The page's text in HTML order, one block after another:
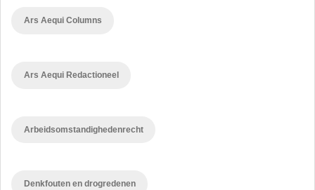
Ars Aequi Columns
Ars Aequi Redactioneel
Arbeidsomstandighedenrecht
Denkfouten en drogredenen